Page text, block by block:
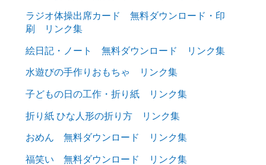
ラジオ体操出席カード 無料ダウンロード・印
刷 リンク集
絵日記・ノート 無料ダウンロード リンク集
水遊びの手作りおもちゃ リンク集
子どもの日の工作・折り紙 リンク集
折り紙 ひな人形の折り方 リンク集
おめん 無料ダウンロード リンク集
福笑い 無料ダウンロード リンク集